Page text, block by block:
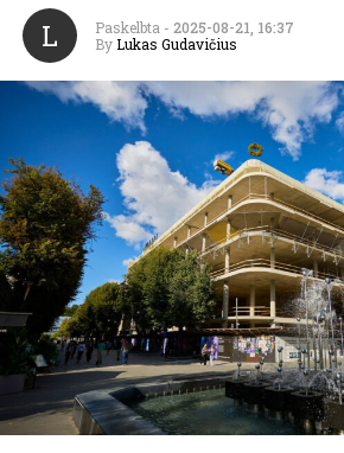
L Paskelbta - 2025-08-21, 16:37
By Lukas Gudavičius